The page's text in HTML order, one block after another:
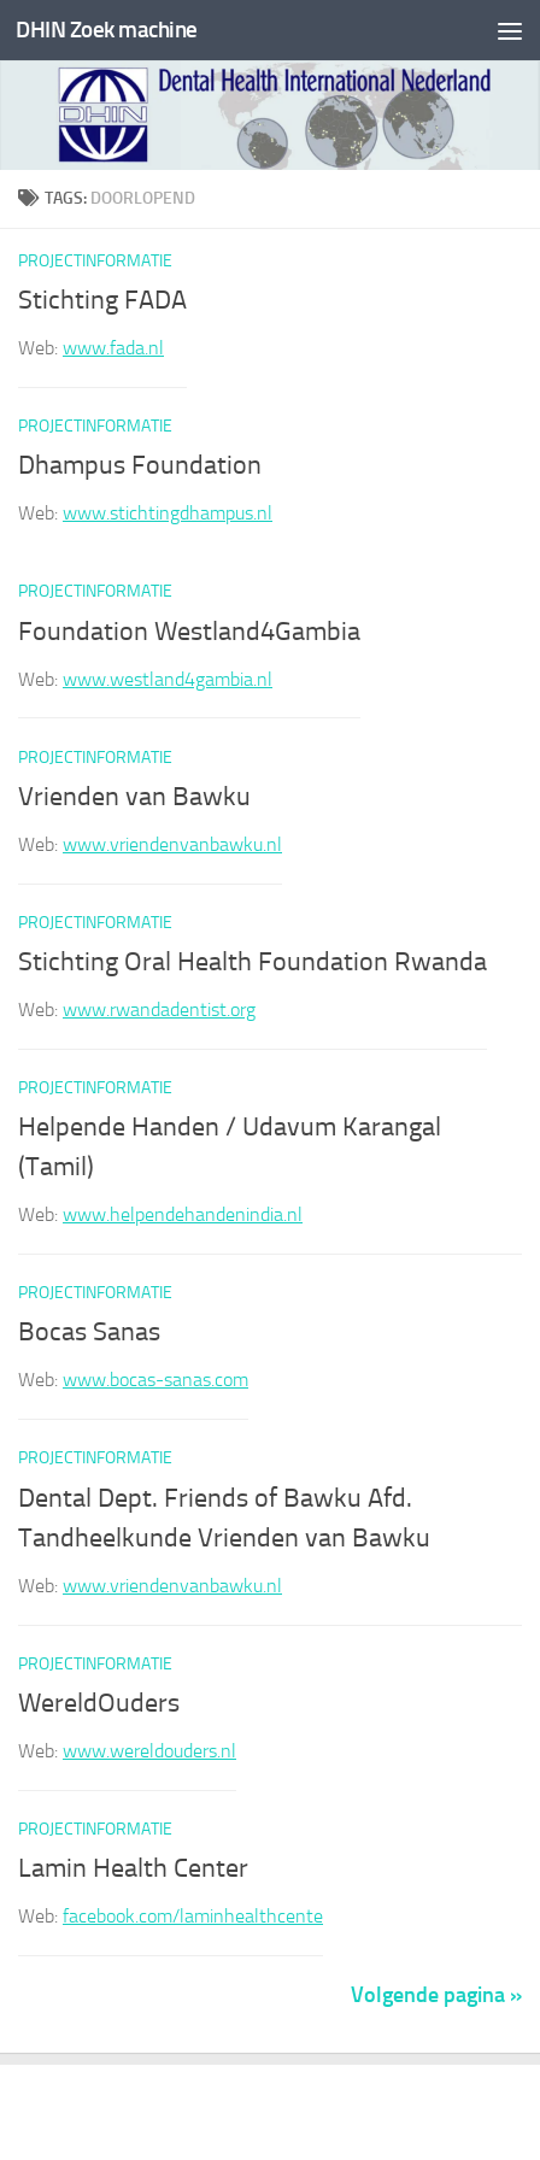
Doorgaan naar inhoud
DHIN Zoek machine
TAGS: DOORLOPEND
PROJECTINFORMATIE
Stichting FADA
Web: www.fada.nl
PROJECTINFORMATIE
Dhampus Foundation
Web: www.stichtingdhampus.nl
PROJECTINFORMATIE
Foundation Westland4Gambia
Web: www.westland4gambia.nl
PROJECTINFORMATIE
Vrienden van Bawku
Web: www.vriendenvanbawku.nl
PROJECTINFORMATIE
Stichting Oral Health Foundation Rwanda
Web: www.rwandadentist.org
PROJECTINFORMATIE
Helpende Handen / Udavum Karangal
(Tamil)
Web: www.helpendehandenindia.nl
PROJECTINFORMATIE
Bocas Sanas
Web: www.bocas-sanas.com
PROJECTINFORMATIE
Dental Dept. Friends of Bawku Afd.
Tandheelkunde Vrienden van Bawku
Web: www.vriendenvanbawku.nl
PROJECTINFORMATIE
WereldOuders
Web: www.wereldouders.nl
PROJECTINFORMATIE
Lamin Health Center
Web: facebook.com/laminhealthcente
Volgende pagina »